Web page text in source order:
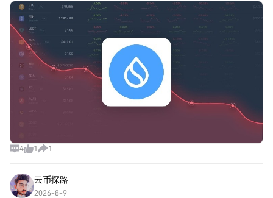
1,500UDiscuss Hot Assets , Enter the Lucky DrawLast
Chance: Guess Correctly Today and Win
4 1 1
云币探路
2026-8-9